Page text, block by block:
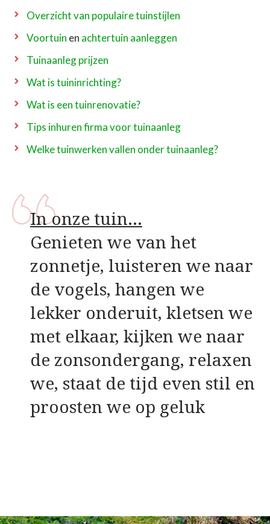
Overzicht van populaire tuinstijlen
Voortuin en achtertuin aanleggen
Tuinaanleg prijzen
Wat is tuininrichting?
Wat is een tuinrenovatie?
Tips inhuren firma voor tuinaanleg
Welke tuinwerken vallen onder tuinaanleg?
In onze tuin…
Genieten we van het
zonnetje, luisteren we naar
de vogels, hangen we
lekker onderuit, kletsen we
met elkaar, kijken we naar
de zonsondergang, relaxen
we, staat de tijd even stil en
proosten we op geluk